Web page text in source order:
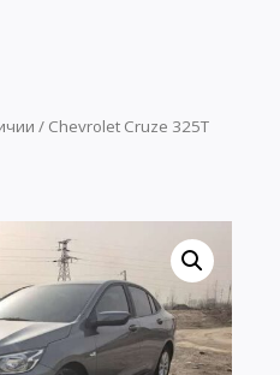
/ Chevrolet Cruze 325T